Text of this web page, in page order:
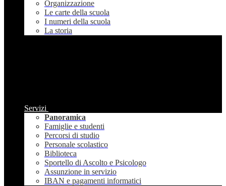
Organizzazione
Le carte della scuola
I numeri della scuola
La storia
Servizi
Panoramica
Famiglie e studenti
Percorsi di studio
Personale scolastico
Biblioteca
Sportello di Ascolto e Psicologo
Assunzione in servizio
IBAN e pagamenti informatici